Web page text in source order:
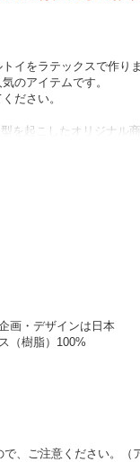
イをラテックスで作りま
のアイテムです。
ださい。
を起こしたオリジナル商
ゃ ドッグトイ
ト 雑貨 ねこ ネコ キ
ドッグ フレブル ボス
チュアダックス ヨーキ
ュナウザー ミニシ
ピンシャー マルチ
レトリバー ゴールデ
ルメシアン 小型犬 中
は愛犬を自分の兄弟や
・デザインは日本
（樹脂）100%
で、ご注意ください。（